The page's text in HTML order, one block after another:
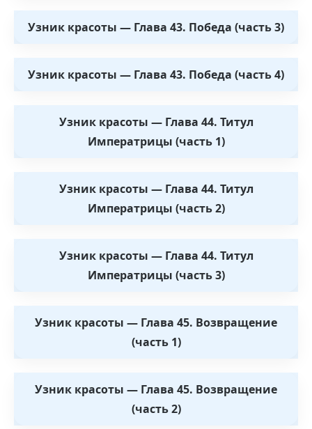
Узник красоты — Глава 43. Победа (часть 3)
Узник красоты — Глава 43. Победа (часть 4)
Узник красоты — Глава 44. Титул
Императрицы (часть 1)
Узник красоты — Глава 44. Титул
Императрицы (часть 2)
Узник красоты — Глава 44. Титул
Императрицы (часть 3)
Узник красоты — Глава 45. Возвращение
(часть 1)
Узник красоты — Глава 45. Возвращение
(часть 2)